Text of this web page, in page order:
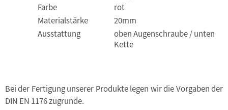
Farbe
rot
Materialstärke
20mm
Ausstattung
oben Augenschraube / unten
Kette
Bei der Fertigung unserer Produkte legen wir die Vorgaben der
DIN EN 1176 zugrunde.